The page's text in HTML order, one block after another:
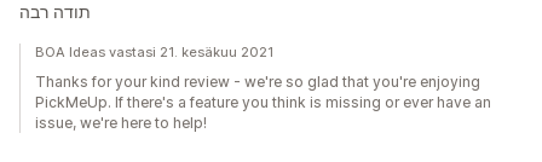
תודה רבה
BOA Ideas vastasi 21. kesäkuu 2021
Thanks for your kind review - we're so glad that you're enjoying
PickMeUp. If there's a feature you think is missing or ever have an
issue, we're here to help!